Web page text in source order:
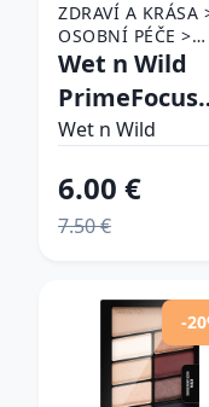
ZDRAVÍ A KRÁSA
OSOBNÍ PÉČE >
KOSMETIKA >
OBLIČEJ A TVÁŘE
PODKLADOVÉ
NA TVÁŘ
Wet n Wild
PrimeFocus
Clingy Serum
dlhotrvajúca
podkladová
Wet n Wild
6.00 €
7.50 €
-